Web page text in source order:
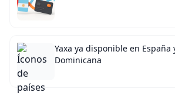
Yaxa ya disponible en España
Dominicana